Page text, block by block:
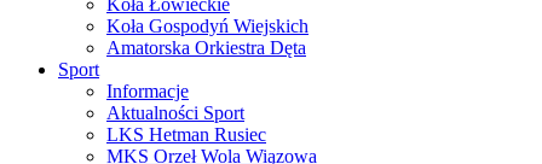
Koła Łowieckie
Koła Gospodyń Wiejskich
Amatorska Orkiestra Dęta
Sport
Informacje
Aktualności Sport
LKS Hetman Rusiec
MKS Orzeł Wola Wiązowa